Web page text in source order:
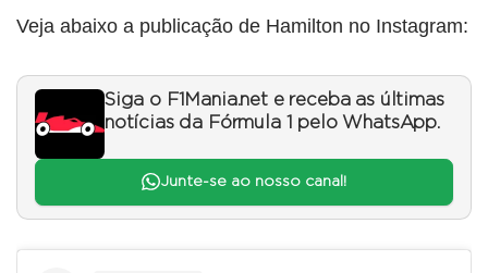
Veja abaixo a publicação de Hamilton no Instagram:
Siga o F1Mania.net e receba as últimas
notícias da Fórmula 1 pelo WhatsApp.
Junte-se ao nosso canal!